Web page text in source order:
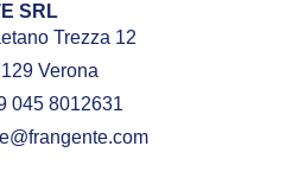
SRL
Trezza 12
Verona
045 8012631